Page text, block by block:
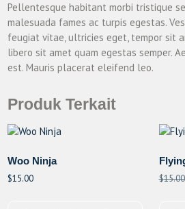
Pellentesque habitant morbi tristique
malesuada fames ac turpis egestas.
feugiat vitae, ultricies eget, tempor sit
libero sit amet quam egestas semper.
est. Mauris placerat eleifend leo.
Produk Terkait
Woo Ninja
$15.00
$15.00